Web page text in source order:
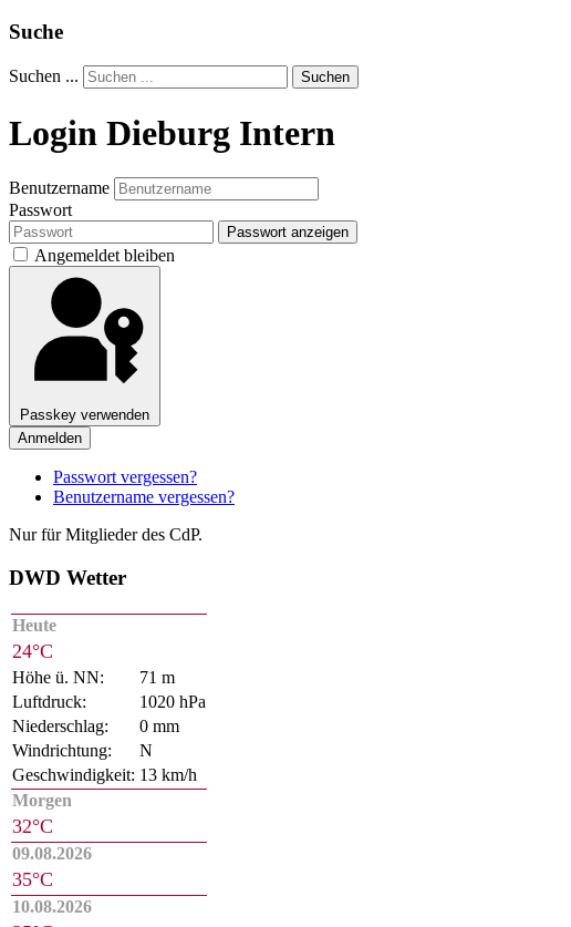
Suche
Suchen ... Suchen
Login Dieburg Intern
Benutzername
Passwort
Passwort anzeigen
Angemeldet bleiben
Passkey verwenden
Anmelden
Passwort vergessen?
Benutzername vergessen?
Nur für Mitglieder des CdP.
DWD Wetter
Heute
24°C
Höhe ü. NN:
71 m
Luftdruck:
1020 hPa
Niederschlag:
0 mm
Windrichtung:
N
Geschwindigkeit: 13 km/h
Morgen
32°C
09.08.2026
35°C
10.08.2026